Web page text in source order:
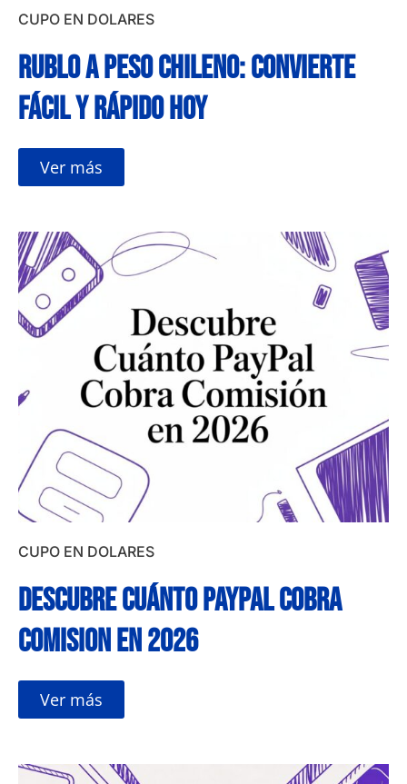
CUPO EN DOLARES
Rublo a peso chileno: Convierte
fácil y rápido hoy
Ver más
CUPO EN DOLARES
Descubre cuánto paypal cobra
comision en 2026
Ver más